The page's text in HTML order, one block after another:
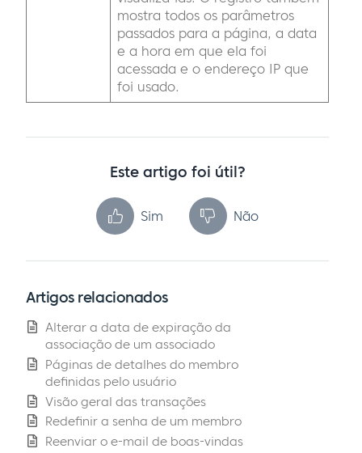
mostra todos os parâmetros
passados para a página, a data
e a hora em que ela foi
acessada e o endereço IP que
foi usado.
Este artigo foi útil?
Sim Não
Artigos relacionados
Alterar a data de expiração da
associação de um associado
Páginas de detalhes do membro
definidas pelo usuário
Visão geral das transações
Redefinir a senha de um membro
Reenviar o e-mail de boas-vindas